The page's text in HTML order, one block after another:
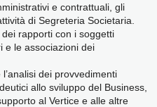
e contrattuali, gli
di Segreteria Societaria.
rapporti con i soggetti
e le associazioni dei
dei provvedimenti
allo sviluppo del Business,
al Vertice e alle altre